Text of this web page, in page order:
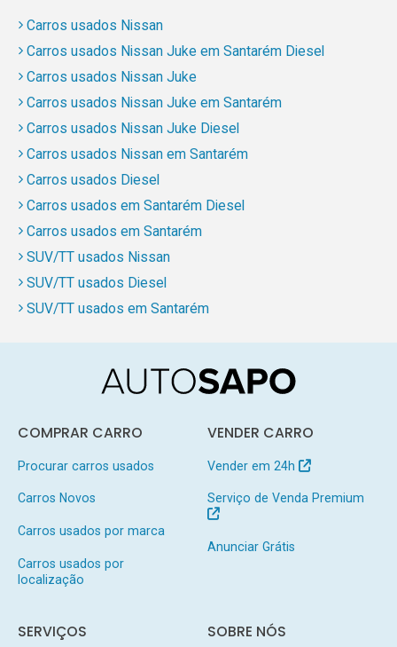
Carros usados Nissan
Carros usados Nissan Juke em Santarém Diesel
Carros usados Nissan Juke
Carros usados Nissan Juke em Santarém
Carros usados Nissan Juke Diesel
Carros usados Nissan em Santarém
Carros usados Diesel
Carros usados em Santarém Diesel
Carros usados em Santarém
SUV/TT usados Nissan
SUV/TT usados Diesel
SUV/TT usados em Santarém
COMPRAR CARRO
Procurar carros usados
Carros Novos
Carros usados por marca
Carros usados por
localização
VENDER CARRO
Vender em 24h
Serviço de Venda Premium
Anunciar Grátis
SERVIÇOS SOBRE NÓS